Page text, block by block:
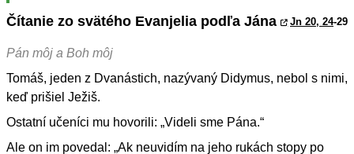
Čítanie zo svätého Evanjelia podľa Jána Jn 20, 24-29
Pán môj a Boh môj
Tomáš, jeden z Dvanástich, nazývaný Didymus, nebol s nimi,
keď prišiel Ježiš.
Ostatní učeníci mu hovorili: „Videli sme Pána.“
Ale on im povedal: „Ak neuvidím na jeho rukách stopy po